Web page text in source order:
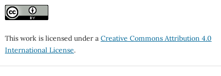
This work is licensed under a Creative Commons Attribution 4.0
International License.